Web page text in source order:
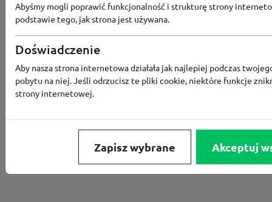
Converse
Abyśmy mogli poprawić funkcjonalność i strukturę strony
podstawie tego, jak strona jest używana.
Doświadczenie
Aby nasza strona internetowa działała jak najlepiej podczas
pobytu na niej. Jeśli odrzucisz te pliki cookie, niektóre funkcje
strony internetowej.
Zapisz wybrane Akceptuj